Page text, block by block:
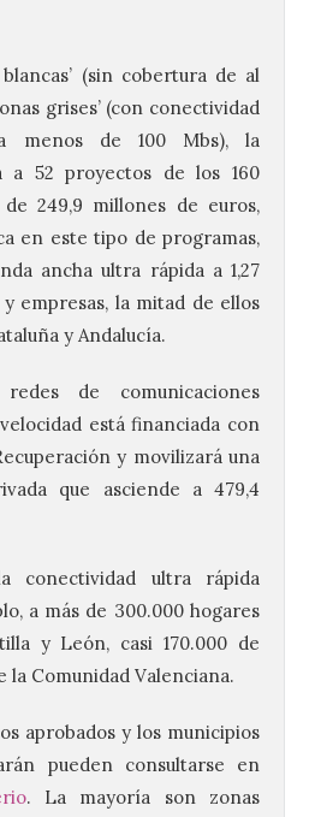
(sin cobertura de al
grises’ (con conectividad
menos de 100 Mbs), la
a 52 proyectos de los 160
de 249,9 millones de euros,
en este tipo de programas,
ancha ultra rápida a 1,27
empresas, la mitad de ellos
y Andalucía.
de comunicaciones
está financiada con
y movilizará una
que asciende a 479,4
conectividad ultra rápida
a más de 300.000 hogares
y León, casi 170.000 de
la Comunidad Valenciana.
aprobados y los municipios
pueden consultarse en
. La mayoría son zonas